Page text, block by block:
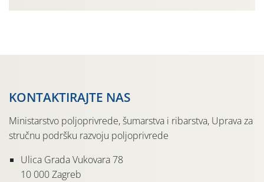
KONTAKTIRAJTE NAS
Ministarstvo poljoprivrede, šumarstva i ribarstva, Uprava za
stručnu podršku razvoju poljoprivrede
Ulica Grada Vukovara 78
10 000 Zagreb